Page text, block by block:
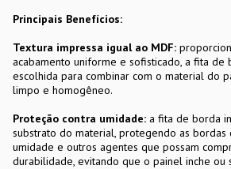
Principais Benefícios:
Textura impressa igual ao MDF:
acabamento uniforme e sofisticado, a fita de
escolhida para combinar com o material do
limpo e homogêneo.
Proteção contra umidade: a fita de borda
substrato do material, protegendo as bordas
umidade e outros agentes que possam
durabilidade, evitando que o painel inche ou